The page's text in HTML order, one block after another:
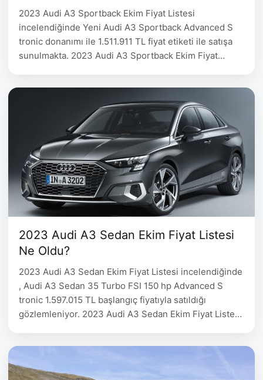
2023 Audi A3 Sportback Ekim Fiyat Listesi
incelendiğinde Yeni Audi A3 Sportback Advanced S
tronic donanımı ile 1.511.911 TL fiyat etiketi ile satışa
sunulmakta. 2023 Audi A3 Sportback Ekim Fiyat
1.498 cc 150 hp 1.511.911 35 Turbo FSI 150 …
2023 Audi A3 Sedan Ekim Fiyat Listesi
Ne Oldu?
2023 Audi A3 Sedan Ekim Fiyat Listesi incelendiğinde
, Audi A3 Sedan 35 Turbo FSI 150 hp Advanced S
tronic 1.597.015 TL başlangıç fiyatıyla satıldığı
gözlemleniyor. 2023 Audi A3 Sedan Ekim Fiyat Listesi